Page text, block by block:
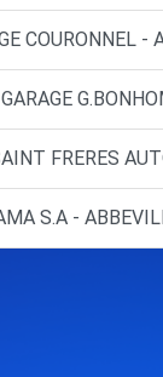
COURONNEL -
FRERES
S.A -